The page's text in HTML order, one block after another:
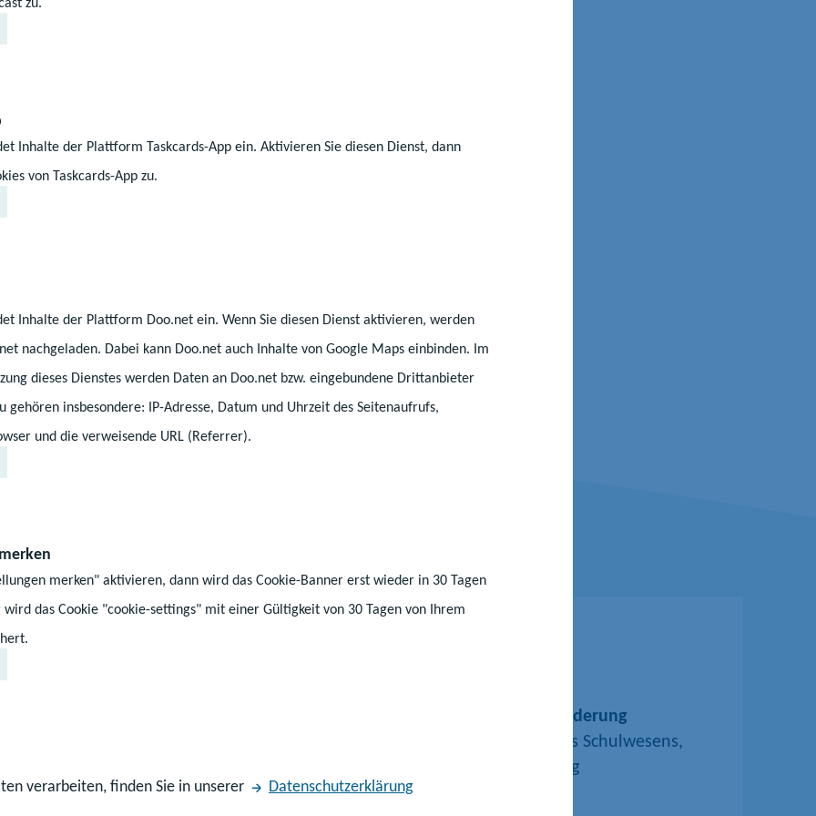
Inhalte der Plattform Taskcards-App ein. Aktivieren Sie diesen Dienst, dann
von Taskcards-App zu.
Inhalte der Plattform Doo.net ein. Wenn Sie diesen Dienst aktivieren, werden
nachgeladen. Dabei kann Doo.net auch Inhalte von Google Maps einbinden. Im
dieses Dienstes werden Daten an Doo.net bzw. eingebundene Drittanbieter
gehören insbesondere: IP-Adresse, Datum und Uhrzeit des Seitenaufrufs,
und die verweisende URL (Referrer).
merken" aktivieren, dann wird das Cookie-Banner erst wieder in 30 Tagen
das Cookie "cookie-settings" mit einer Gültigkeit von 30 Tagen von Ihrem
verarbeiten, finden Sie in unserer Datenschutzerklärung
Kindern aus Schaustellerfamilien und Familien anderer beruflich
bildende Schule
Ministerium für Bildung und Kindertagesförderung
Abteilung 2 - Grundsatzangelegenheiten des Schulwesens,
berufliche Schulen und Lehrkräftegewinnung